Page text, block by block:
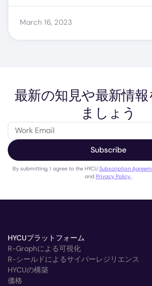
March 16, 2023
最新の知見や最新情報
ましょう
Subscribe
By submitting, I agree to the HYCU Subscription
and Privacy Policy
HYCUプラットフォーム
R-Graphによる可視化
R-シールドによるサイバーレジリエンス
HYCUの構築
価格